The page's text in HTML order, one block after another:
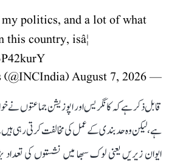
politics, and a lot of what
country, isâ¦
— Congress (@INCIndia)
August 7, 2026
قابل ذکر ہے کہ کانگریس اور اپوزیشن جماعتوں نے
ہے، لیکن وہ حد بندی کے عمل کی مخالفت کرتی رہی
ایوان زیریں یعنی لوک سبھا میں نشستوں کی